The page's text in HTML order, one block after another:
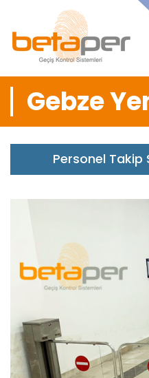
Gebze
Personel Takip